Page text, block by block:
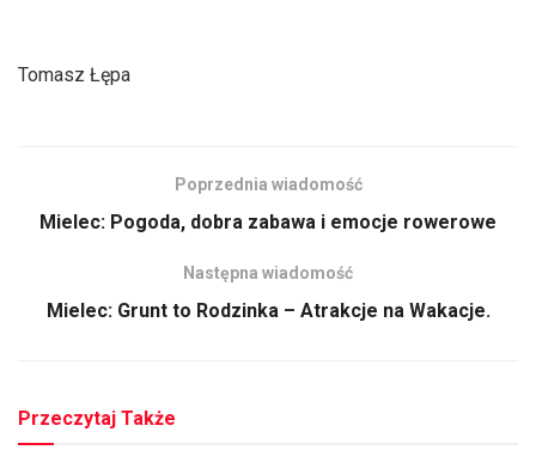
Tomasz Łępa
Poprzednia wiadomość
Mielec: Pogoda, dobra zabawa i emocje rowerowe
Następna wiadomość
Mielec: Grunt to Rodzinka – Atrakcje na Wakacje.
Przeczytaj Także